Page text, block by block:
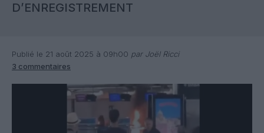
D’ENREGISTREMENT
Publié le 21 août 2025 à 09h00 par Joël Ricci
3 commentaires